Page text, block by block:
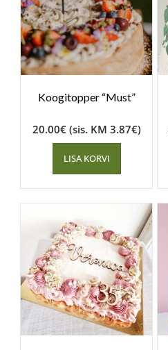
Koogitopper “Must”
20.00€ (sis. KM 3.87€)
LISA KORVI